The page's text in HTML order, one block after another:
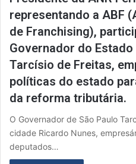
representando a ABF
de Franchising),
Governador do Estado
Tarcísio de Freitas,
políticas do estado
da reforma tributária.
O Governador de São Paulo
cidade Ricardo Nunes,
deputados…